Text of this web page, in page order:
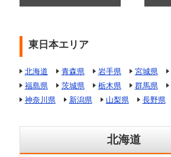
東日本エリア
北海道 青森県 岩手県 宮城県
福島県
茨城県 栃木県 群馬県
神奈川県
新潟県 山梨県 長野県
北海道